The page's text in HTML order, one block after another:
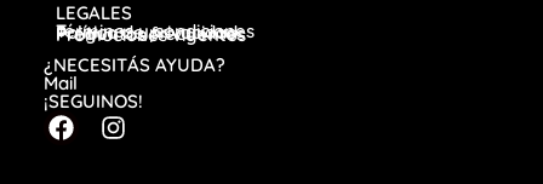
LEGALES
Términos y condiciones
Política de privacidad
Preguntas frecuentes
Promociones vigentes
¿NECESITÁS AYUDA?
Mail
¡SEGUINOS!